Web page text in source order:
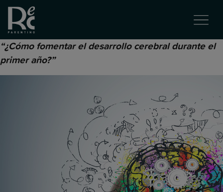
“¿Cómo fomentar el desarrollo cerebral durante el
primer año?”